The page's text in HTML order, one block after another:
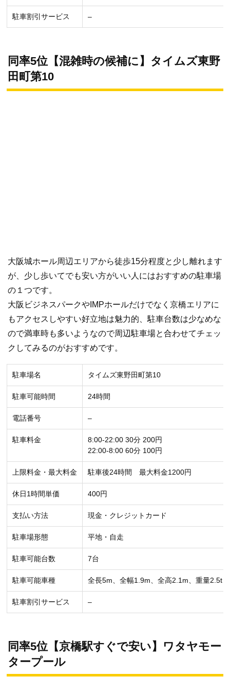
駐車割引サービス –
同率5位【混雑時の候補に】タイムズ東野
田町第10
大阪城ホール周辺エリアから徒歩15分程度と少し離れます
が、少し歩いてでも安い方がいい人にはおすすめの駐車場
の１つです。
大阪ビジネスパークやIMPホールだけでなく京橋エリアに
もアクセスしやすい好立地は魅力的、駐車台数は少なめな
ので満車時も多いようなので周辺駐車場と合わせてチェッ
クしてみるのがおすすめです。
駐車場名 タイムズ東野田町第10
駐車可能時間 24時間
電話番号 –
駐車料金
8:00-22:00 30分 200円
22:00-8:00 60分 100円
上限料金・最大料金 駐車後24時間 最大料金1200円
休日1時間単価 400円
支払い方法 現金・クレジットカード
駐車場形態 平地・自走
駐車可能台数 7台
駐車可能車種 全長5m、全幅1.9m、全高2.1m、重量2.5t
駐車割引サービス –
同率5位【京橋駅すぐで安い】ワタヤモー
タープール